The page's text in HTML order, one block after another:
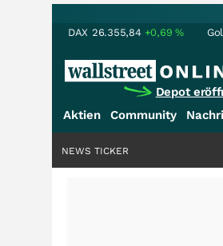
DAX 26.355,84 +0,69%
Depot
Aktien
Community
NEWS TICKER